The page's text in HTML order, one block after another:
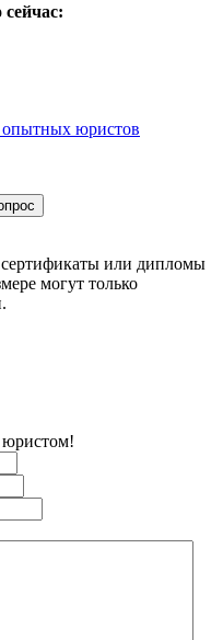
юристов
сертификаты или дипломы
могут только
юристом!